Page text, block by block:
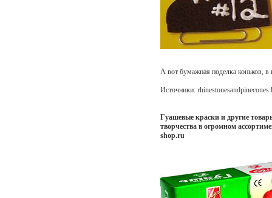
А вот бумажная поделка коньков, в
Источники:
Гуашевые краски и другие
творчества в огромном
shop.ru